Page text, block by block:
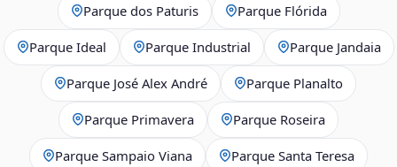
Parque dos Paturis Parque Flórida
Parque Ideal Parque Industrial Parque Jandaia
Parque José Alex André Parque Planalto
Parque Primavera Parque Roseira
Parque Sampaio Viana Parque Santa Teresa